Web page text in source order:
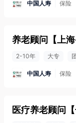
中国人寿 保险
养老顾问 【 上
2-10年 大专
中国人寿 保险
医疗养老顾问 【